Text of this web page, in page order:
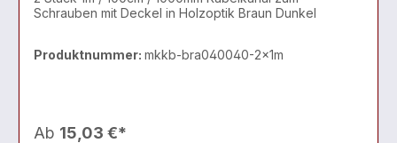
Schrauben mit Deckel in Holzoptik Braun Dunkel
Produktnummer: mkkb-bra040040-2x1m
Ab 15,03 €*